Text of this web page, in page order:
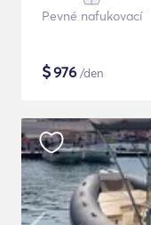
Pevné nafukovací
$976 /den